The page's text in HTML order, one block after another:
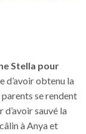
Stella pour
d’avoir obtenu la
se rendent
sauvé la
à Anya et